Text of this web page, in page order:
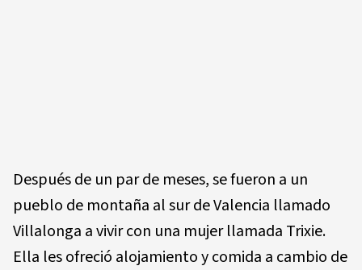
Después de un par de meses, se fueron a un
pueblo de montaña al sur de Valencia llamado
Villalonga a vivir con una mujer llamada Trixie.
Ella les ofreció alojamiento y comida a cambio de